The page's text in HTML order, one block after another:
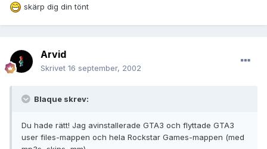
skärp dig din tönt
Arvid
Skrivet 16 september, 2002
Blaque skrev:
Du hade rätt! Jag avinstallerade GTA3 och flyttade GTA3
user files-mappen och hela Rockstar Games-mappen (med